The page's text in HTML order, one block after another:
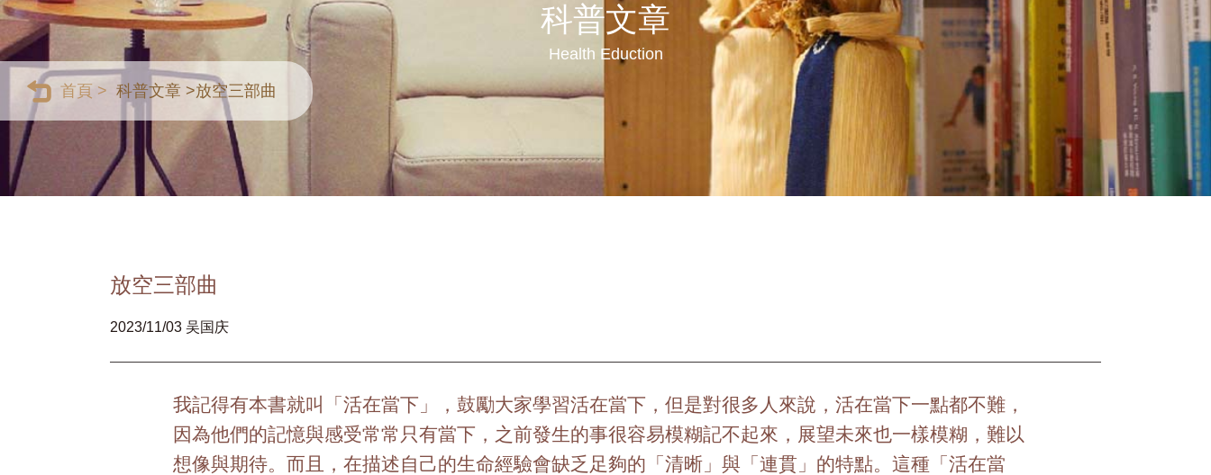
科普文章
Health Eduction
首頁 > 科普文章 >放空三部曲
放空三部曲
2023/11/03 吴国庆
我記得有本書就叫「活在當下」，鼓勵大家學習活在當下，但是對很多人來說，活在當下一點都不難，
因為他們的記憶與感受常常只有當下，之前發生的事很容易模糊記不起來，展望未來也一樣模糊，難以
想像與期待。而且，在描述自己的生命經驗會缺乏足夠的「清晰」與「連貫」的特點。這種「活在當